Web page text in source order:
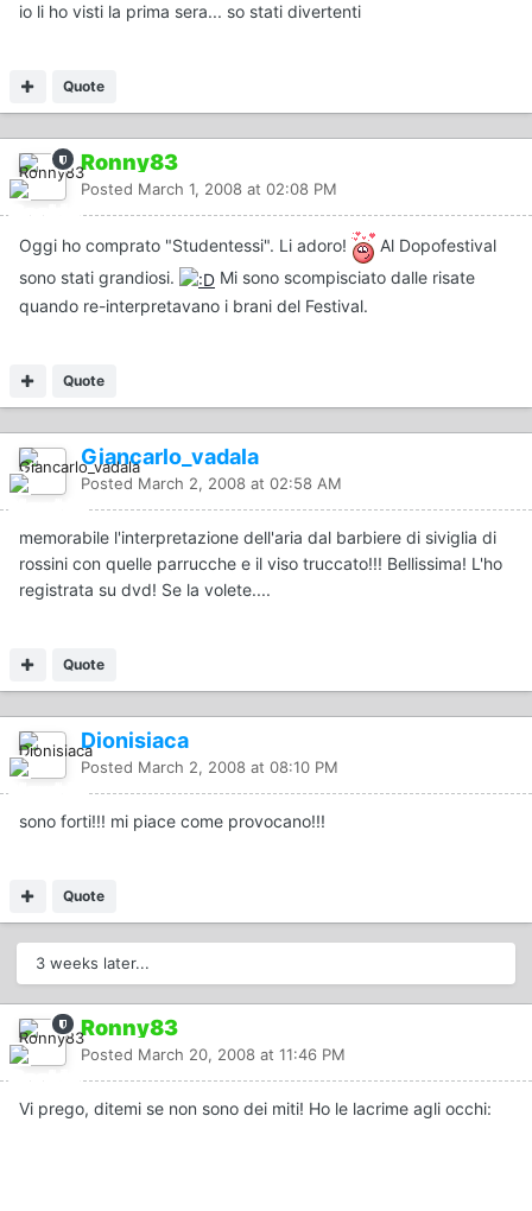
io li ho visti la prima sera... so stati divertenti
Quote
Ronny83
Posted March 1, 2008 at 02:08 PM
Oggi ho comprato "Studentessi". Li adoro!
Al Dopofestival
sono stati grandiosi.
Mi sono scompisciato dalle risate
quando re-interpretavano i brani del Festival.
Quote
Giancarlo_vadala
Posted March 2, 2008 at 02:58 AM
memorabile l'interpretazione dell'aria dal barbiere di siviglia di
rossini con quelle parrucche e il viso truccato!!! Bellissima! L'ho
registrata su dvd! Se la volete....
Quote
Dionisiaca
Posted March 2, 2008 at 08:10 PM
sono forti!!! mi piace come provocano!!!
Quote
3 weeks later...
Ronny83
Posted March 20, 2008 at 11:46 PM
Vi prego, ditemi se non sono dei miti! Ho le lacrime agli occhi: